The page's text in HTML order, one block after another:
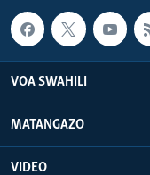
VOA SWAHILI
MATANGAZO
VIDEO